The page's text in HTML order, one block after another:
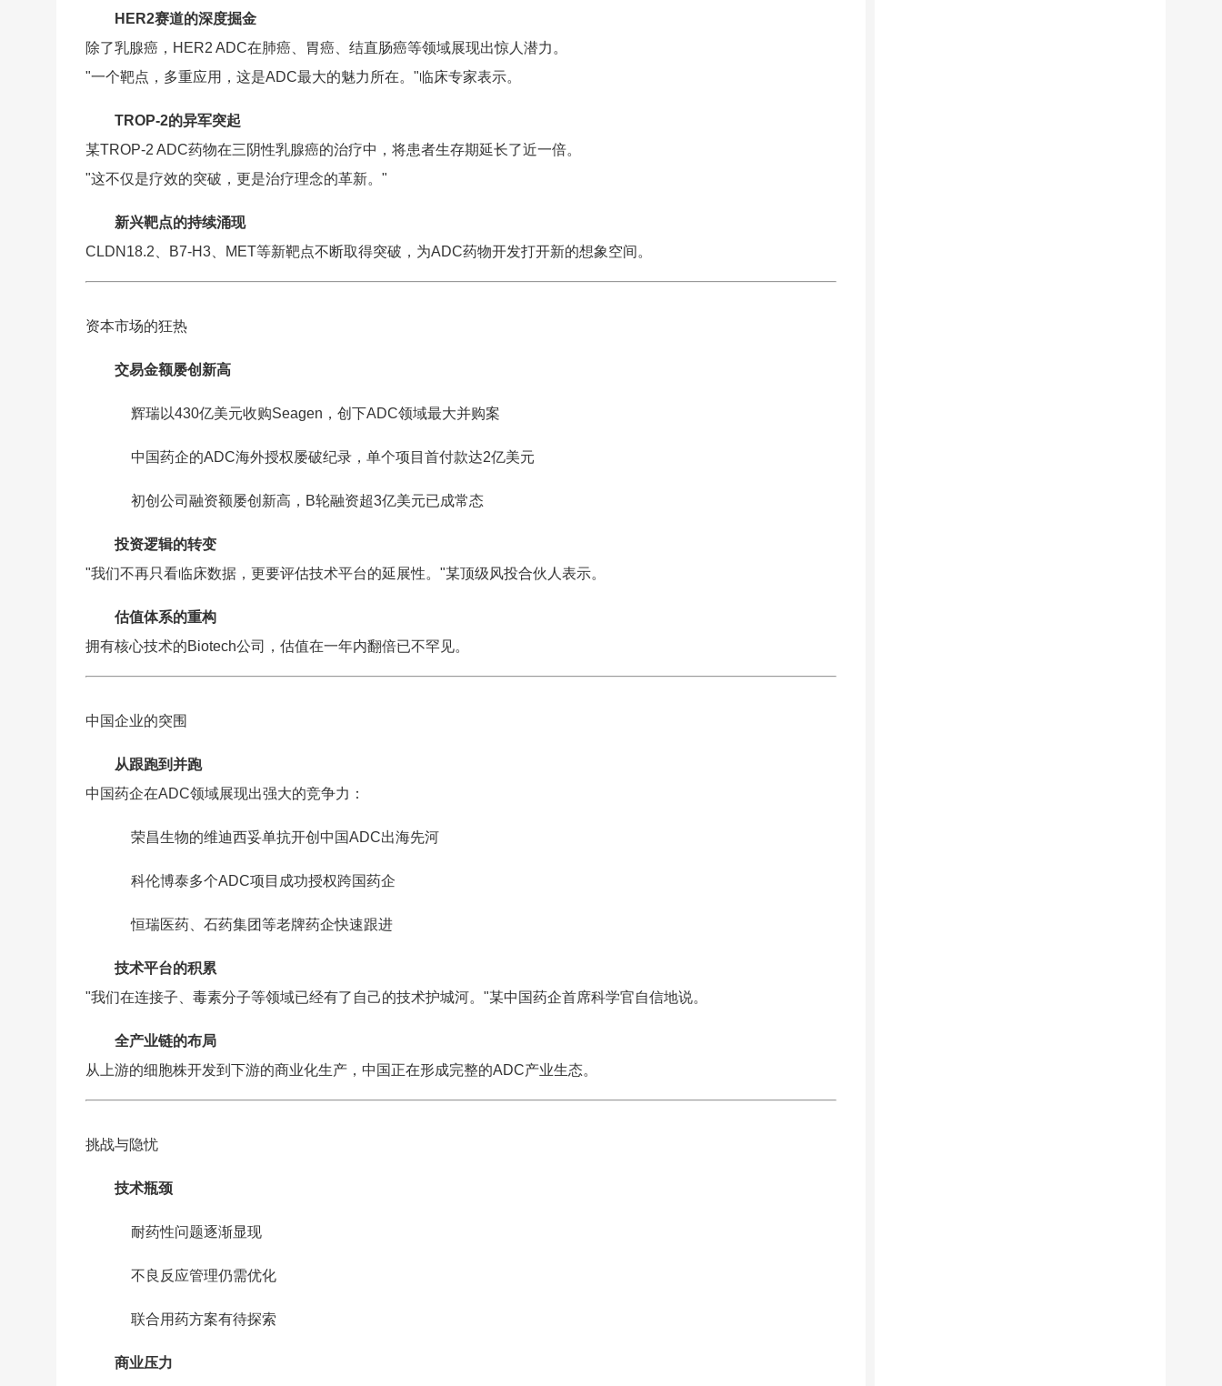
HER2赛道的深度掘金
除了乳腺癌，HER2 ADC在肺癌、胃癌、结直肠癌等领域展现出惊人潜力。
"一个靶点，多重应用，这是ADC最大的魅力所在。"临床专家表示。
TROP-2的异军突起
某TROP-2 ADC药物在三阴性乳腺癌的治疗中，将患者生存期延长了近一倍。
"这不仅是疗效的突破，更是治疗理念的革新。"
新兴靶点的持续涌现
CLDN18.2、B7-H3、MET等新靶点不断取得突破，为ADC药物开发打开新的想象空间。
资本市场的狂热
交易金额屡创新高
辉瑞以430亿美元收购Seagen，创下ADC领域最大并购案
中国药企的ADC海外授权屡破纪录，单个项目首付款达2亿美元
初创公司融资额屡创新高，B轮融资超3亿美元已成常态
投资逻辑的转变
"我们不再只看临床数据，更要评估技术平台的延展性。"某顶级风投合伙人表示。
估值体系的重构
拥有核心技术的Biotech公司，估值在一年内翻倍已不罕见。
中国企业的突围
从跟跑到并跑
中国药企在ADC领域展现出强大的竞争力：
荣昌生物的维迪西妥单抗开创中国ADC出海先河
科伦博泰多个ADC项目成功授权跨国药企
恒瑞医药、石药集团等老牌药企快速跟进
技术平台的积累
"我们在连接子、毒素分子等领域已经有了自己的技术护城河。"某中国药企首席科学官自信地说。
全产业链的布局
从上游的细胞株开发到下游的商业化生产，中国正在形成完整的ADC产业生态。
挑战与隐忧
技术瓶颈
耐药性问题逐渐显现
不良反应管理仍需优化
联合用药方案有待探索
商业压力